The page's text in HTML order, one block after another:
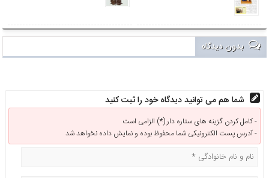
بدون دیدگاه
کامل کردن گزینه های ستاره دار (*) الزامی است -
آدرس پست الکترونیکی شما محفوظ بوده و نمایش داده نخواهد شد -